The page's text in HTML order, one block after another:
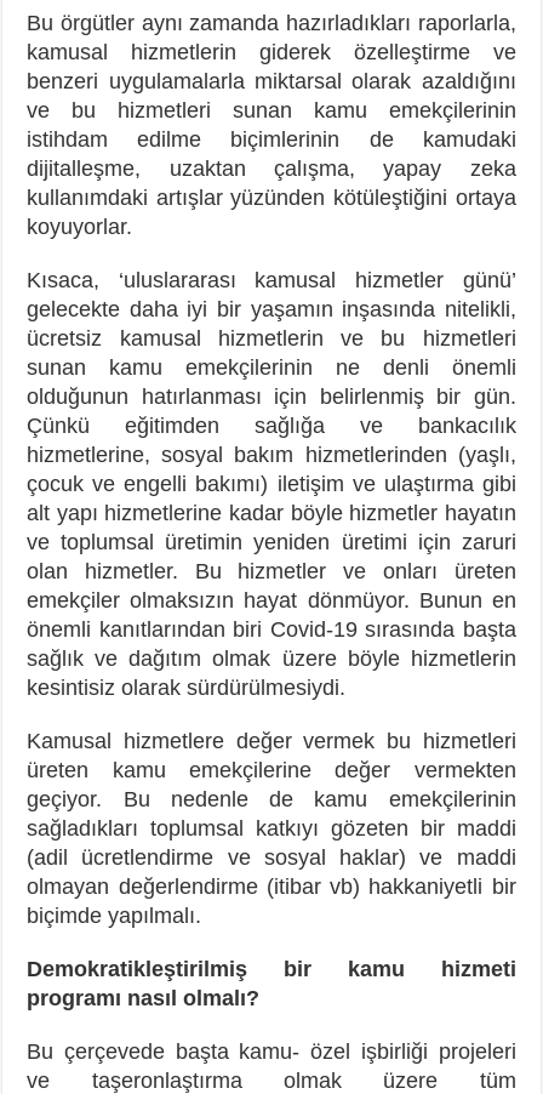
Bu örgütler aynı zamanda hazırladıkları raporlarla,
kamusal hizmetlerin giderek özelleştirme ve
benzeri uygulamalarla miktarsal olarak azaldığını
ve bu hizmetleri sunan kamu emekçilerinin
istihdam edilme biçimlerinin de kamudaki
dijitalleşme, uzaktan çalışma, yapay zeka
kullanımdaki artışlar yüzünden kötüleştiğini ortaya
koyuyorlar.
Kısaca, ‘uluslararası kamusal hizmetler günü’
gelecekte daha iyi bir yaşamın inşasında nitelikli,
ücretsiz kamusal hizmetlerin ve bu hizmetleri
sunan kamu emekçilerinin ne denli önemli
olduğunun hatırlanması için belirlenmiş bir gün.
Çünkü eğitimden sağlığa ve bankacılık
hizmetlerine, sosyal bakım hizmetlerinden (yaşlı,
çocuk ve engelli bakımı) iletişim ve ulaştırma gibi
alt yapı hizmetlerine kadar böyle hizmetler hayatın
ve toplumsal üretimin yeniden üretimi için zaruri
olan hizmetler. Bu hizmetler ve onları üreten
emekçiler olmaksızın hayat dönmüyor. Bunun en
önemli kanıtlarından biri Covid-19 sırasında başta
sağlık ve dağıtım olmak üzere böyle hizmetlerin
kesintisiz olarak sürdürülmesiydi.
Kamusal hizmetlere değer vermek bu hizmetleri
üreten kamu emekçilerine değer vermekten
geçiyor. Bu nedenle de kamu emekçilerinin
sağladıkları toplumsal katkıyı gözeten bir maddi
(adil ücretlendirme ve sosyal haklar) ve maddi
olmayan değerlendirme (itibar vb) hakkaniyetli bir
biçimde yapılmalı.
Demokratikleştirilmiş bir kamu hizmeti
programı nasıl olmalı?
Bu çerçevede başta kamu- özel işbirliği projeleri
ve taşeronlaştırma olmak üzere tüm